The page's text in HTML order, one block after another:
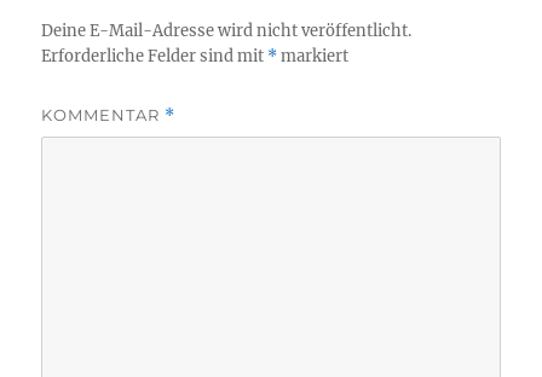
Deine E-Mail-Adresse wird nicht veröffentlicht.
Erforderliche Felder sind mit *markiert
KOMMENTAR *